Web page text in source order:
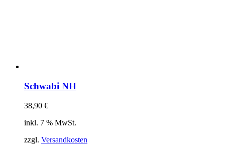
Schwabi NH
38,90 €
inkl. 7 % MwSt.
zzgl. Versandkosten